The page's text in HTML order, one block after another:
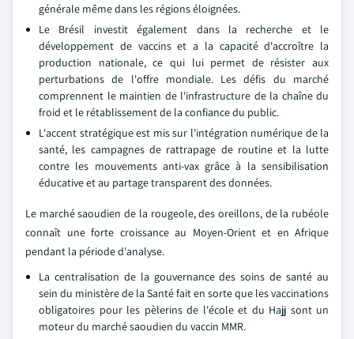
générale même dans les régions éloignées.
Le Brésil investit également dans la recherche et le
développement de vaccins et a la capacité d'accroître la
production nationale, ce qui lui permet de résister aux
perturbations de l'offre mondiale. Les défis du marché
comprennent le maintien de l'infrastructure de la chaîne du
froid et le rétablissement de la confiance du public.
L'accent stratégique est mis sur l'intégration numérique de la
santé, les campagnes de rattrapage de routine et la lutte
contre les mouvements anti-vax grâce à la sensibilisation
éducative et au partage transparent des données.
Le marché saoudien de la rougeole, des oreillons, de la rubéole
connaît une forte croissance au Moyen-Orient et en Afrique
pendant la période d'analyse.
La centralisation de la gouvernance des soins de santé au
sein du ministère de la Santé fait en sorte que les vaccinations
obligatoires pour les pèlerins de l'école et du Hajj sont un
moteur du marché saoudien du vaccin MMR.